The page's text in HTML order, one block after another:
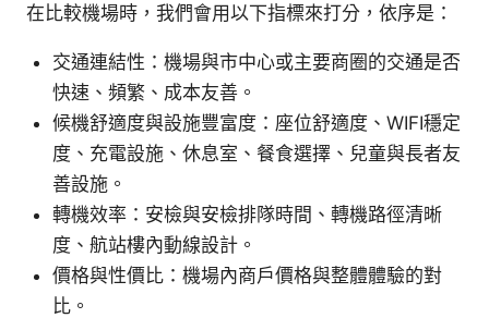
在比較機場時，我們會用以下指標來打分，依序是：
交通連結性：機場與市中心或主要商圈的交通是否
快速、頻繁、成本友善。
候機舒適度與設施豐富度：座位舒適度、WIFI穩定
度、充電設施、休息室、餐食選擇、兒童與長者友
善設施。
轉機效率：安檢與安檢排隊時間、轉機路徑清晰
度、航站樓內動線設計。
價格與性價比：機場內商戶價格與整體體驗的對
比。